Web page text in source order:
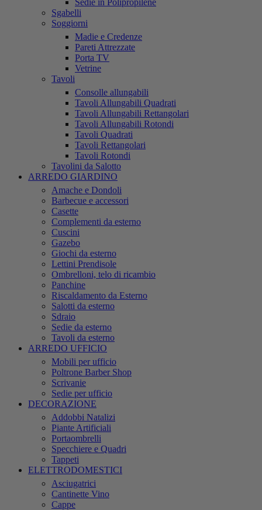
Sedie in Polipropilene
Sgabelli
Soggiorni
Madie e Credenze
Pareti Attrezzate
Porta TV
Vetrine
Tavoli
Consolle allungabili
Tavoli Allungabili Quadrati
Tavoli Allungabili Rettangolari
Tavoli Allungabili Rotondi
Tavoli Quadrati
Tavoli Rettangolari
Tavoli Rotondi
Tavolini da Salotto
ARREDO GIARDINO
Amache e Dondoli
Barbecue e accessori
Casette
Complementi da esterno
Cuscini
Gazebo
Giochi da esterno
Lettini Prendisole
Ombrelloni, telo di ricambio
Panchine
Riscaldamento da Esterno
Salotti da esterno
Sdraio
Sedie da esterno
Tavoli da esterno
ARREDO UFFICIO
Mobili per ufficio
Poltrone Barber Shop
Scrivanie
Sedie per ufficio
DECORAZIONE
Addobbi Natalizi
Piante Artificiali
Portaombrelli
Specchiere e Quadri
Tappeti
ELETTRODOMESTICI
Asciugatrici
Cantinette Vino
Cappe